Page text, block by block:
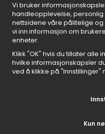
Abonner
Unike tilbud
Vi bruker
handleopplevelse,
nettsidene våre pålitelige
vi inn informasjon om
enheter.
Klikk "OK" hvis du tillater
hvilke informasjonskapsler
ved å klikke på "Innstillinger"
Kun